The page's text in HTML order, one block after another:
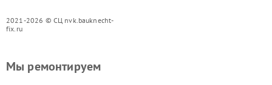
2021-2026 © СЦ nvk.bauknecht-
fix.ru
Мы ремонтируем